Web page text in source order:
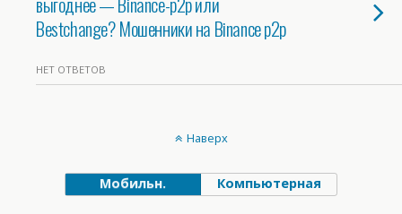
Bestchange? Мошенники на Binance p2p
НЕТ ОТВЕТОВ
Наверх
Мобильн. Компьютерная